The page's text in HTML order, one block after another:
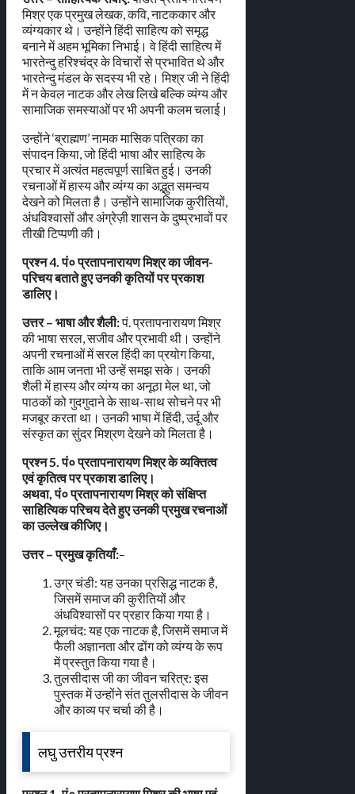
मिश्र एक प्रमुख लेखक, कवि, नाटककार और
व्यंग्यकार थे। उन्होंने हिंदी साहित्य को समृद्ध
बनाने में अहम भूमिका निभाई। वे हिंदी साहित्य में
भारतेन्दु हरिश्चंद्र के विचारों से प्रभावित थे और
भारतेन्दु मंडल के सदस्य भी रहे। मिश्र जी ने हिंदी
में न केवल नाटक और लेख लिखे बल्कि व्यंग्य और
सामाजिक समस्याओं पर भी अपनी कलम चलाई।
उन्होंने ‘ब्राह्मण’ नामक मासिक पत्रिका का
संपादन किया, जो हिंदी भाषा और साहित्य के
प्रचार में अत्यंत महत्वपूर्ण साबित हुई। उनकी
रचनाओं में हास्य और व्यंग्य का अद्भुत समन्वय
देखने को मिलता है। उन्होंने सामाजिक कुरीतियों,
अंधविश्वासों और अंग्रेज़ी शासन के दुष्प्रभावों पर
तीखी टिप्पणी की।
प्रश्न 4. पं० प्रतापनारायण मिश्र का जीवन-
परिचय बताते हुए उनकी कृतियों पर प्रकाश
डालिए।
उत्तर – भाषा और शैली:पं. प्रतापनारायण मिश्र
की भाषा सरल, सजीव और प्रभावी थी। उन्होंने
अपनी रचनाओं में सरल हिंदी का प्रयोग किया,
ताकि आम जनता भी उन्हें समझ सके। उनकी
शैली में हास्य और व्यंग्य का अनूठा मेल था, जो
पाठकों को गुदगुदाने के साथ-साथ सोचने पर भी
मजबूर करता था। उनकी भाषा में हिंदी, उर्दू और
संस्कृत का सुंदर मिश्रण देखने को मिलता है।
प्रश्न 5. पं० प्रतापनारायण मिश्र के व्यक्तित्व
एवं कृतित्व पर प्रकाश डालिए।
अथवा, पं० प्रतापनारायण मिश्र को संक्षिप्त
साहित्यिक परिचय देते हुए उनकी प्रमुख रचनाओं
का उल्लेख कीजिए।
उत्तर – प्रमुख कृतियाँ:–
उग्र चंडी: यह उनका प्रसिद्ध नाटक है,
जिसमें समाज की कुरीतियों और
अंधविश्वासों पर प्रहार किया गया है।
मूलचंद: यह एक नाटक है, जिसमें समाज में
फैली अज्ञानता और ढोंग को व्यंग्य के रूप
में प्रस्तुत किया गया है।
तुलसीदास जी का जीवन चरित्र: इस
पुस्तक में उन्होंने संत तुलसीदास के जीवन
और काव्य पर चर्चा की है।
लघु उत्तरीय प्रश्न